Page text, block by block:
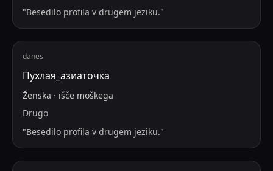
"Besedilo profila v drugem jeziku."
danes
Пухлая_азиаточка
Ženska · išče moškega
Drugo
"Besedilo profila v drugem jeziku."